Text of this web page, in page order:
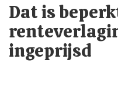
Dat is
ingeprijsd